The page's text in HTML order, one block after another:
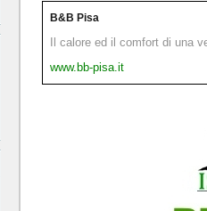
B&B Pisa
Il calore ed il comfort di una
www.bb-pisa.it